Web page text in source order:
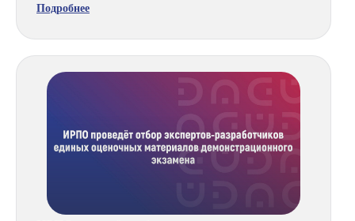
Подробнее